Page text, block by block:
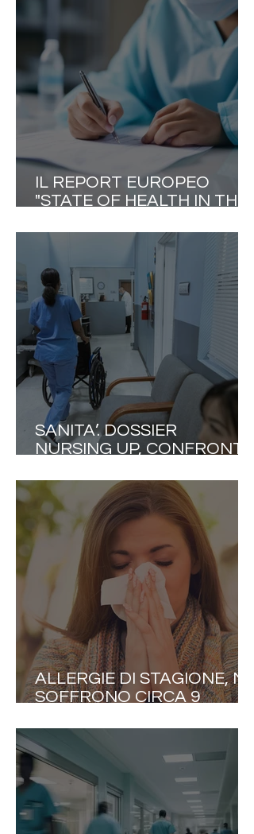
SOSTITUIRE GLI
INFERMIERI. DEVE
RESTITUIRE TEMPO DI
CURA AI PAZIENTI»
IL REPORT EUROPEO
"STATE OF HEALTH IN THE
FRONTE AGLI EVIDENTI
LIMITI DEL PROPRIO
MODELLO ASSISTENZIALE
SANITA’. DOSSIER
NURSING UP, CONFRONTO
INTERNAZIONALI SHOCK
SULLA SICUREZZA
CLINICA.
ALLERGIE DI STAGIONE, NE
SOFFRONO CIRCA 9
INFORMAZIONE E
PREVENZIONE LE PRIME
ALLEATE CONTRO I
DISTURBI DELLA
PRIMAVERA